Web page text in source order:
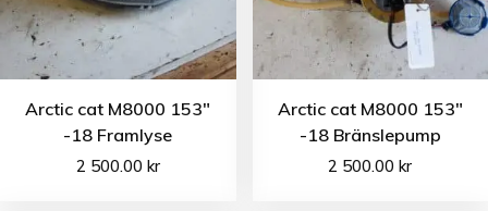
Arctic cat M8000 153″
-18 Framlyse
2 500.00 kr
Arctic cat M8000 153″
-18 Bränslepump
2 500.00kr